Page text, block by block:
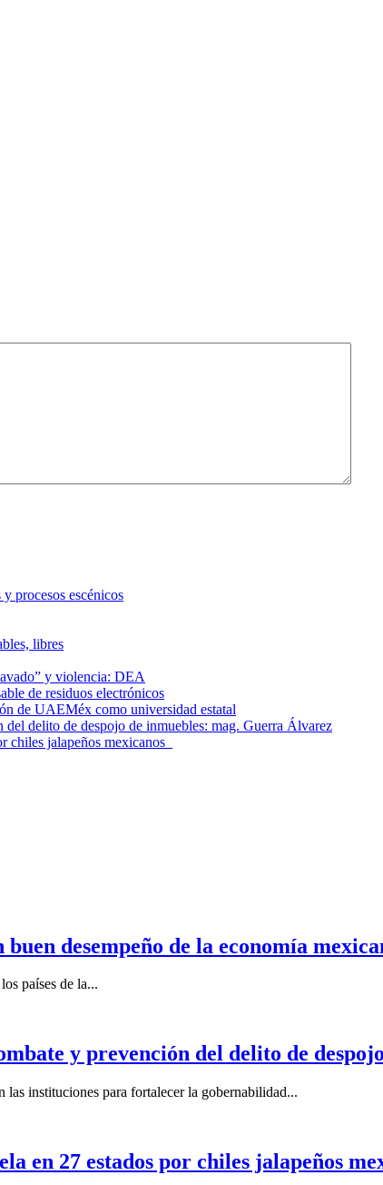
procesos escénicos
libres
y violencia: DEA
de residuos electrónicos
de UAEMéx como universidad estatal
delito de despojo de inmuebles: mag. Guerra Álvarez
chiles jalapeños mexicanos
desempeño de la economía
países de la...
y prevención del delito de
instituciones para fortalecer la gobernabilidad...
en 27 estados por chiles jalapeños